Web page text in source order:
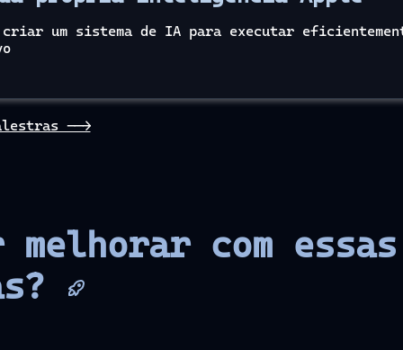
criar um sistema de IA para executar
-->
melhorar com essas